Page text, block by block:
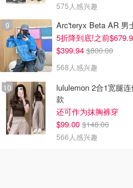
575人感兴趣
Arc'teryx Beta AR 男
5折降到底!之前
$399.94 $800.00
568人感兴趣
lululemon 2合1宽腿
款
还可作为抹胸裤穿
$99.00 $148.00
566人感兴趣